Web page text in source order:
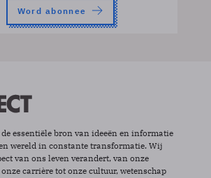
Word abonnee
essentiële bron van ideeën en informatie
wereld in constante transformatie. Wij
van ons leven verandert, van onze
carrière tot onze cultuur, wetenschap